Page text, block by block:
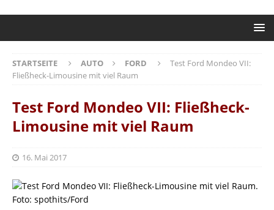
STARTSEITE AUTO FORD
Test Ford Mondeo VII:
Fließheck-Limousine mit viel Raum
Test Ford Mondeo VII: Fließheck-
Limousine mit viel Raum
16. Mai 2017